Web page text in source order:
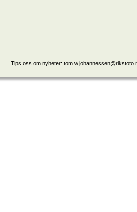
Tips oss om nyheter: